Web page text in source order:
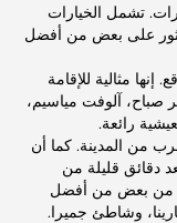
تشمل الخيارات
على بعض من أفضل
مثالية للإقامة
صباح، آلوفت مياسيم،
رائعة.
من المدينة. كما أن
دقائق قليلة من
من بعض من أفضل
وشاطئ جميرا.